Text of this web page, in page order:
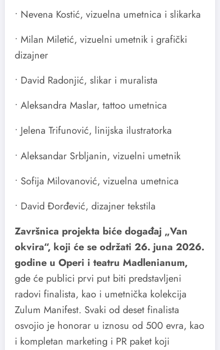
• Nevena Kostić, vizuelna umetnica i slikarka
• Milan Miletić, vizuelni umetnik i grafički
dizajner
• David Radonjić, slikar i muralista
• Aleksandra Maslar, tattoo umetnica
• Jelena Trifunović, linijska ilustratorka
• Aleksandar Srbljanin, vizuelni umetnik
• Sofija Milovanović, vizuelna umetnica
• David Đorđević, dizajner tekstila
Završnica projekta biće događaj „Van
okvira“, koji će se održati 26. juna 2026.
godine u Operi i teatru Madlenianum,
gde će publici prvi put biti predstavljeni
radovi finalista, kao i umetnička kolekcija
Zulum Manifest. Svaki od deset finalista
osvojio je honorar u iznosu od 500 evra, kao
i kompletan marketing i PR paket koji